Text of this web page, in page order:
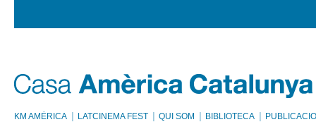
KM AMÈRICA LATCINEMA FEST QUI SOM BIBLIOTECA